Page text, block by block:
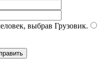
выбрав Грузовик.